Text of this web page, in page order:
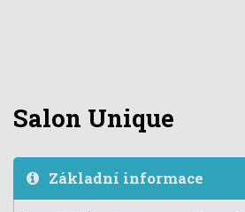
Salon Unique
Základní informace